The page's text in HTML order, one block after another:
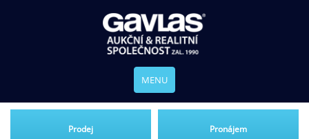
MENU
Prodej Pronájem